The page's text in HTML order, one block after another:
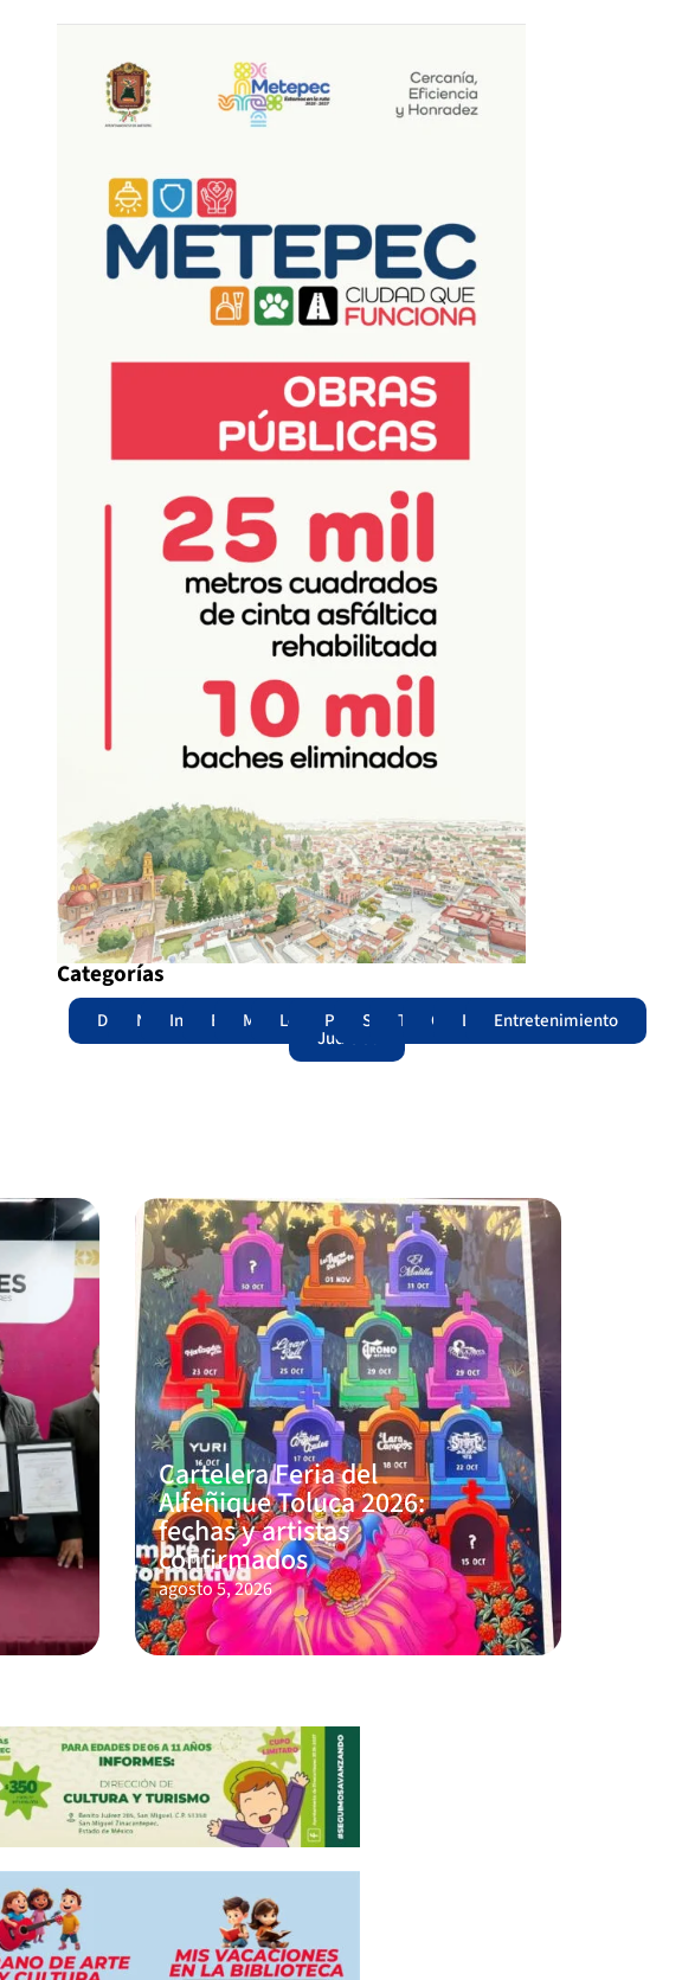
Categorías
Destacadas
NacionalInternacional
EdomexMunicipiosLegislatura
Poder
Judicial
SeguridadTrámites
OpiniónLomitosEntretenimiento
Cartelera Feria del
Alfeñique Toluca 2026:
fechas y artistas
confirmados
agosto 5, 2026